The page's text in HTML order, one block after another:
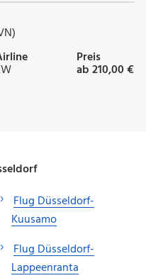
Preis
ab 210,00 €
Flug Düsseldorf-
Kuusamo
Flug Düsseldorf-
Lappeenranta